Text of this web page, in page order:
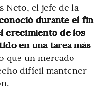
Neto, el jefe de la
durante el fin
crecimiento de los
en una tarea más
que un mercado
difícil mantener